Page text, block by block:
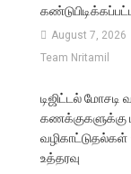
August 7, 2026
Team Nritamil
டிஜிட்டல் மோசடி
கணக்குகளுக்கு
உத்தரவு